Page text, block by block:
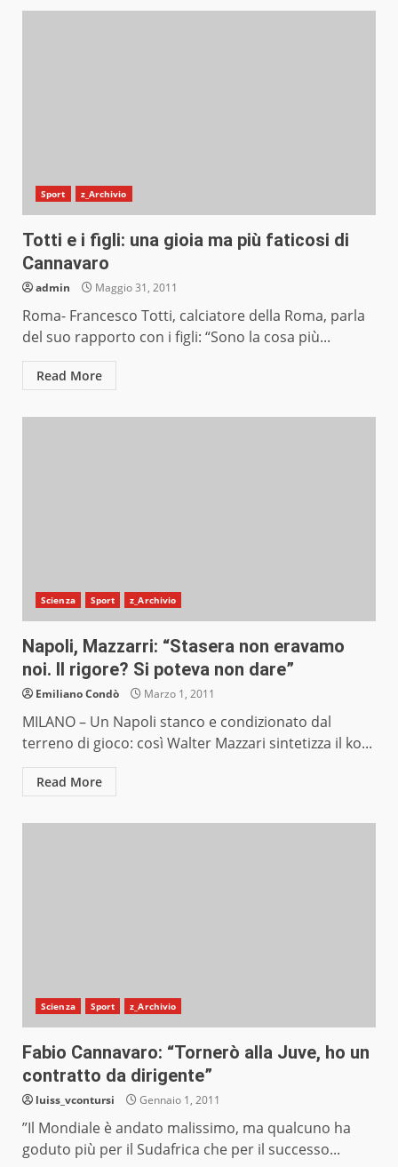
Sport z_Archivio
Totti e i figli: una gioia ma più faticosi di
Cannavaro
admin Maggio 31, 2011
Roma- Francesco Totti, calciatore della Roma, parla
del suo rapporto con i figli: “Sono la cosa più...
Read More
Scienza Sport z_Archivio
Napoli, Mazzarri: “Stasera non eravamo
noi. Il rigore? Si poteva non dare”
Emiliano Condò Marzo 1, 2011
MILANO – Un Napoli stanco e condizionato dal
terreno di gioco: così Walter Mazzari sintetizza il ko...
Read More
Scienza Sport z_Archivio
Fabio Cannavaro: “Tornerò alla Juve, ho un
contratto da dirigente”
luiss_vcontursi Gennaio 1, 2011
”Il Mondiale è andato malissimo, ma qualcuno ha
goduto più per il Sudafrica che per il successo...